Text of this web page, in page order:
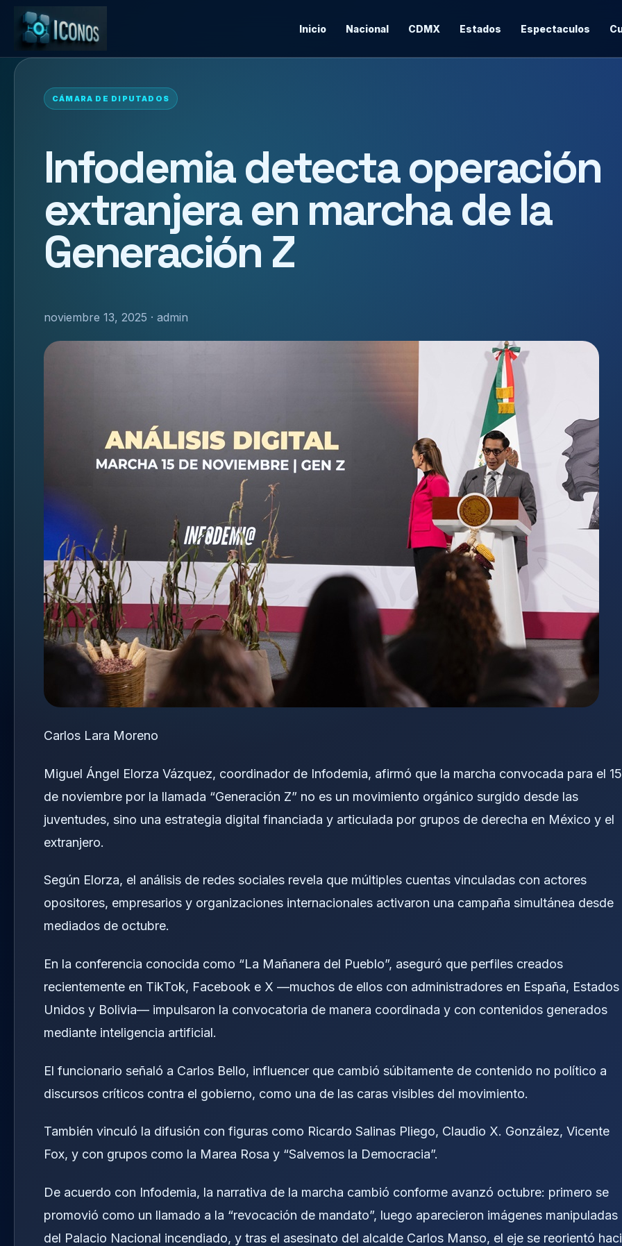
Inicio Nacional CDMX Estados Espectaculos
CÁMARA DE DIPUTADOS
Infodemia detecta operación
extranjera en marcha de la
Generación Z
noviembre 13, 2025 · admin
Carlos Lara Moreno
Miguel Ángel Elorza Vázquez, coordinador de Infodemia, afirmó que la marcha convocada para el 15
de noviembre por la llamada “Generación Z” no es un movimiento orgánico surgido desde las
juventudes, sino una estrategia digital financiada y articulada por grupos de derecha en México y el
extranjero.
Según Elorza, el análisis de redes sociales revela que múltiples cuentas vinculadas con actores
opositores, empresarios y organizaciones internacionales activaron una campaña simultánea desde
mediados de octubre.
En la conferencia conocida como “La Mañanera del Pueblo”, aseguró que perfiles creados
recientemente en TikTok, Facebook e X —muchos de ellos con administradores en España, Estados
Unidos y Bolivia— impulsaron la convocatoria de manera coordinada y con contenidos generados
mediante inteligencia artificial.
El funcionario señaló a Carlos Bello, influencer que cambió súbitamente de contenido no político a
discursos críticos contra el gobierno, como una de las caras visibles del movimiento.
También vinculó la difusión con figuras como Ricardo Salinas Pliego, Claudio X. González, Vicente
Fox, y con grupos como la Marea Rosa y “Salvemos la Democracia”.
De acuerdo con Infodemia, la narrativa de la marcha cambió conforme avanzó octubre: primero se
promovió como un llamado a la “revocación de mandato”, luego aparecieron imágenes manipuladas
del Palacio Nacional incendiado, y tras el asesinato del alcalde Carlos Manso, el eje se reorientó